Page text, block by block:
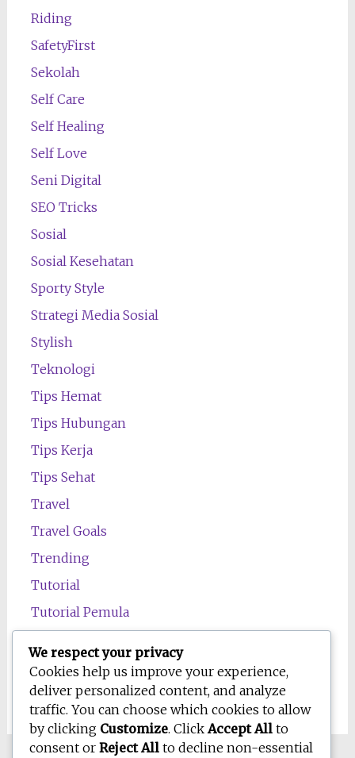
Riding
SafetyFirst
Sekolah
Self Care
Self Healing
Self Love
Seni Digital
SEO Tricks
Sosial
Sosial Kesehatan
Sporty Style
Strategi Media Sosial
Stylish
Teknologi
Tips Hemat
Tips Hubungan
Tips Kerja
Tips Sehat
Travel
Travel Goals
Trending
Tutorial
Tutorial Pemula
Wawasan
Wellness
We respect your privacy
Cookies help us improve your experience,
deliver personalized content, and analyze
traffic. You can choose which cookies to allow
by clicking Customize. ClickAccept All to
consent or Reject All to decline non-essential